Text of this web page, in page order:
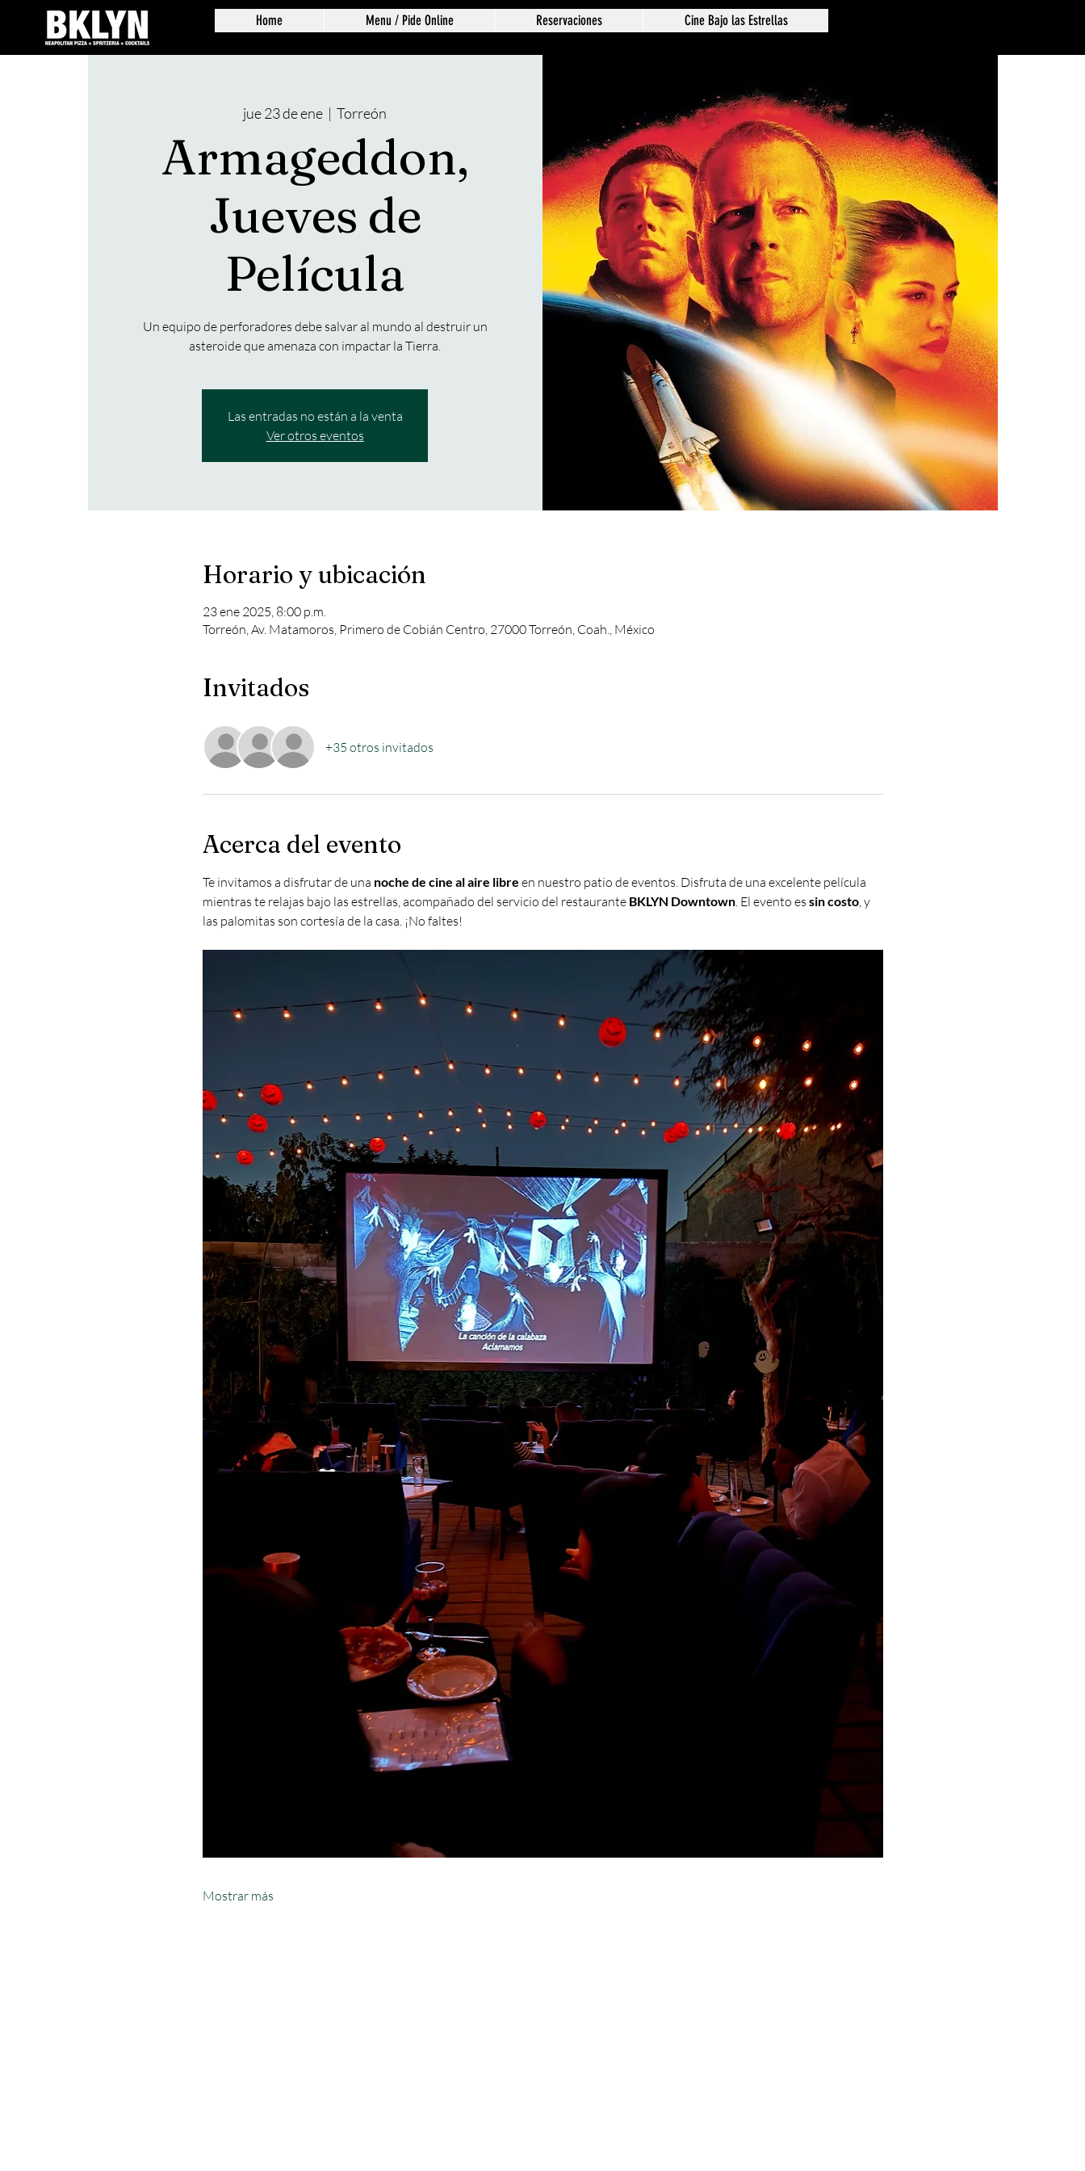
Home Menu / Pide Online Reservaciones Cine Bajo las Estrellas
jue 23 de ene
  |
Torreón
Armageddon,
Jueves de
Película
Un equipo de perforadores debe salvar al mundo al destruir un
asteroide que amenaza con impactar la Tierra.
Las entradas no están a la venta
Ver otros eventos
Horario y ubicación
23 ene 2025, 8:00 p.m.
Torreón, Av. Matamoros, Primero de Cobián Centro, 27000 Torreón, Coah., México
Invitados
+35 otros invitados
Acerca del evento
Te invitamos a disfrutar de una noche de cine al aire libre en nuestro patio de eventos. Disfruta de una excelente película
mientras te relajas bajo las estrellas, acompañado del servicio del restaurante BKLYN Downtown. El evento es sin costo, y
las palomitas son cortesía de la casa. ¡No faltes!
Mostrar más